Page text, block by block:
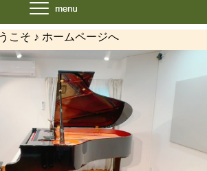
こそ ♪ ホームページへ